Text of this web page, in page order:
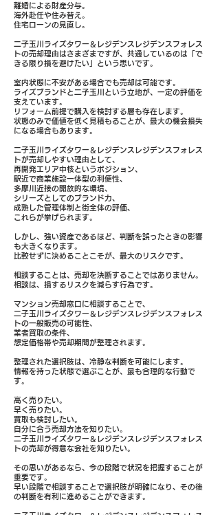
離婚による財産分与。
海外赴任や住み替え。
住宅ローンの見直し。
二子玉川ライズタワー＆レジデンスレジデンスフォレス
トの売却理由はさまざまですが、共通しているのは「で
きる限り損を避けたい」という思いです。
室内状態に不安がある場合でも売却は可能です。
ライズブランドと二子玉川という立地が、一定の評価を
支えています。
リフォーム前提で購入を検討する層も存在します。
状態のみで価値を低く見積もることが、最大の機会損失
になる場合もあります。
二子玉川ライズタワー＆レジデンスレジデンスフォレス
トが売却しやすい理由として、
再開発エリア中核というポジション、
駅近で商業施設一体型の利便性、
多摩川近接の開放的な環境、
シリーズとしてのブランド力、
成熟した管理体制と街全体の評価、
これらが挙げられます。
しかし、強い資産であるほど、判断を誤ったときの影響
も大きくなります。
比較せずに決めることこそが、最大のリスクです。
相談することは、売却を決断することではありません。
相談は、損するリスクを減らす行為です。
マンション売却窓口に相談することで、
二子玉川ライズタワー＆レジデンスレジデンスフォレス
トの一般販売の可能性、
業者買取の条件、
想定価格帯や売却期間が整理されます。
整理された選択肢は、冷静な判断を可能にします。
情報を持った状態で選ぶことが、最も合理的な行動で
す。
高く売りたい。
早く売りたい。
買取も検討したい。
自分に合う売却方法を知りたい。
二子玉川ライズタワー＆レジデンスレジデンスフォレス
トの売却が得意な会社を知りたい。
その思いがあるなら、今の段階で状況を把握することが
重要です。
早い段階で相談することで選択肢が明確になり、その後
の判断を有利に進めることができます。